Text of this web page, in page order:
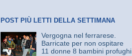
POST PIÙ LETTI DELLA SETTIMANA
Vergogna nel ferrarese.
Barricate per non ospitare
11 donne 8 bambini profughi